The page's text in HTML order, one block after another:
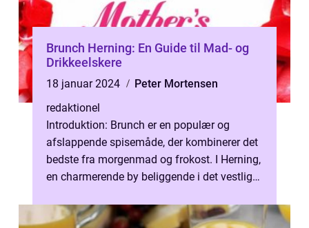
Brunch Herning: En Guide til Mad- og
Drikkeelskere
18 januar 2024
Peter Mortensen
redaktionel
Introduktion: Brunch er en populær og
afslappende spisemåde, der kombinerer det
bedste fra morgenmad og frokost. I Herning,
en charmerende by beliggende i det vestlige